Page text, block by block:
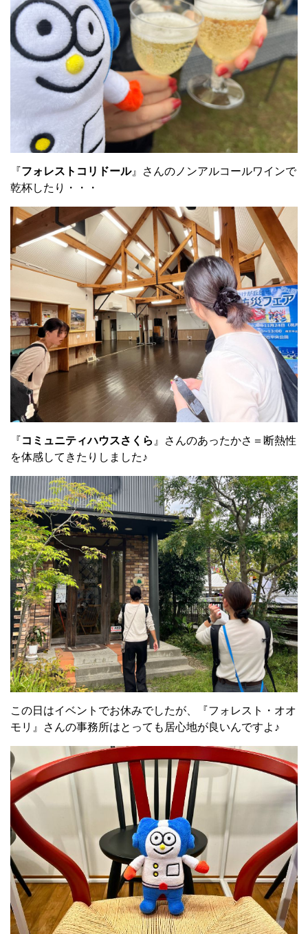
『フォレストコリドール』さんのノンアルコールワインで
乾杯したり・・・
『コミュニティハウスさくら 』さんのあったかさ＝断熱性
を体感してきたりしました♪
この日はイベントでお休みでしたが、『フォレスト・オオ
モリ』さんの事務所はとっても居心地が良いんですよ♪